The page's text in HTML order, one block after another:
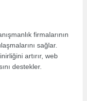
firmalarının
sağlar.
artırır, web
destekler.